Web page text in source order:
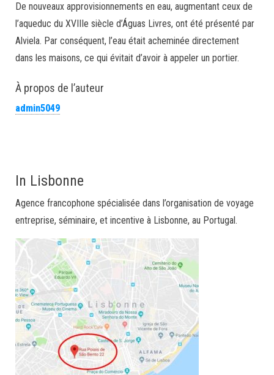
De nouveaux approvisionnements en eau, augmentant ceux de
l’aqueduc du XVIIIe siècle d’Águas Livres, ont été présenté par
Alviela. Par conséquent, l’eau était acheminée directement
dans les maisons, ce qui évitait d’avoir à appeler un portier.
À propos de l’auteur
admin5049
In Lisbonne
Agence francophone spécialisée dans l’organisation de voyage
entreprise, séminaire, et incentive à Lisbonne, au Portugal.